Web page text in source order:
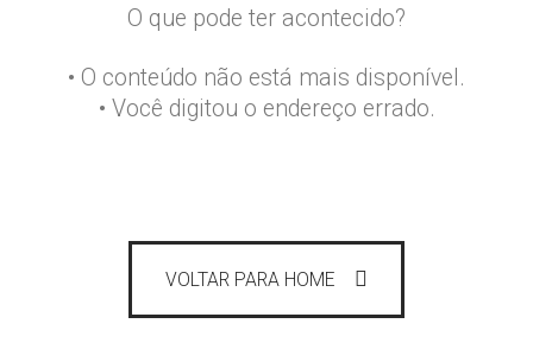
O que pode ter acontecido?
• O conteúdo não está mais disponível.
• Você digitou o endereço errado.
VOLTAR PARA HOME